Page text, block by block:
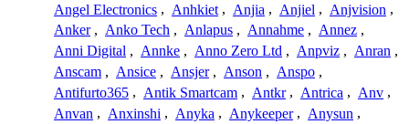
Angel Electronics , Anhkiet , Anjia , Anjiel , Anjvision ,
Anker , Anko Tech , Anlapus , Annahme , Annez ,
Anni Digital , Annke , Anno Zero Ltd , Anpviz , Anran ,
Anscam , Ansice , Ansjer , Anson , Anspo ,
Antifurto365 , Antik Smartcam , Antkr , Antrica , Anv ,
Anvan , Anxinshi , Anyka , Anykeeper , Anysun ,